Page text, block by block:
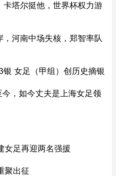
塔尔挺他，世界杯权力游
河南中场失核，郑智率队
女足（甲组）创历史摘银
，如今丈夫是上海女足领
女足再迎两名强援
聚出征